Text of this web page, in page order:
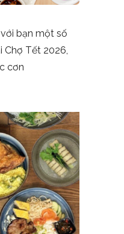
bạn một số
Chợ Tết 2026,
cơn